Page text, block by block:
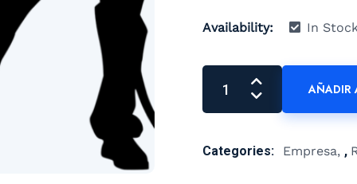
Availability: In
AÑADIR
Categories: Empresa ,